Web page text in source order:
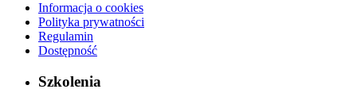
Informacja o cookies
Polityka prywatności
Regulamin
Dostępność
Szkolenia